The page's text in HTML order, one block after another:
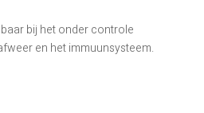
bij het onder controle
en het immuunsysteem.